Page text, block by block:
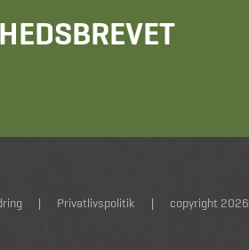
| Privatlivspolitik | copyright 2026